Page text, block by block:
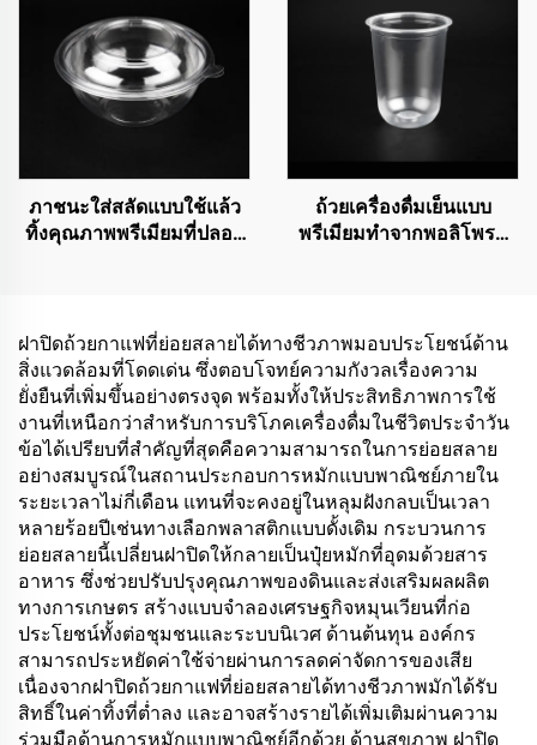
ภาชนะใส่สลัดแบบใช้แล้ว
ทิ้งคุณภาพพรีเมียมที่ปลอด
ถ้วยเครื่องดื่มเย็นแบบ
พรีเมียมทำจากพอลิโพรพิ
ฝาปิดถ้วยกาแฟที่ย่อยสลายได้ทางชีวภาพมอบประโยชน์ด้าน
สิ่งแวดล้อมที่โดดเด่น ซึ่งตอบโจทย์ความกังวลเรื่องความ
ยั่งยืนที่เพิ่มขึ้นอย่างตรงจุด พร้อมทั้งให้ประสิทธิภาพการใช้
งานที่เหนือกว่าสำหรับการบริโภคเครื่องดื่มในชีวิตประจำวัน
ข้อได้เปรียบที่สำคัญที่สุดคือความสามารถในการย่อยสลาย
อย่างสมบูรณ์ในสถานประกอบการหมักแบบพาณิชย์ภายใน
ระยะเวลาไม่กี่เดือน แทนที่จะคงอยู่ในหลุมฝังกลบเป็นเวลา
หลายร้อยปีเช่นทางเลือกพลาสติกแบบดั้งเดิม กระบวนการ
ย่อยสลายนี้เปลี่ยนฝาปิดให้กลายเป็นปุ๋ยหมักที่อุดมด้วยสาร
อาหาร ซึ่งช่วยปรับปรุงคุณภาพของดินและส่งเสริมผลผลิต
ทางการเกษตร สร้างแบบจำลองเศรษฐกิจหมุนเวียนที่ก่อ
ประโยชน์ทั้งต่อชุมชนและระบบนิเวศ ด้านต้นทุน องค์กร
สามารถประหยัดค่าใช้จ่ายผ่านการลดค่าจัดการของเสีย
เนื่องจากฝาปิดถ้วยกาแฟที่ย่อยสลายได้ทางชีวภาพมักได้รับ
สิทธิ์ในค่าทิ้งที่ต่ำลง และอาจสร้างรายได้เพิ่มเติมผ่านความ
ร่วมมือด้านการหมักแบบพาณิชย์อีกด้วย ด้านสุขภาพ ฝาปิด